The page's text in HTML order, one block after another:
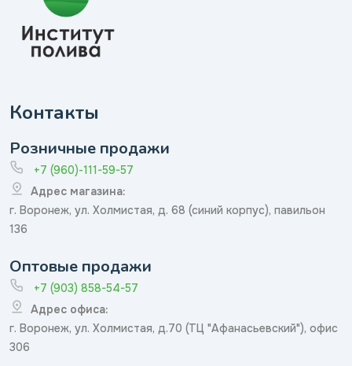
Контакты
Розничные продажи
+7 (960)-111-59-57
Адрес магазина:
г. Воронеж, ул. Холмистая, д. 68 (синий корпус), павильон
136
Оптовые продажи
+7 (903) 858-54-57
Адрес офиса:
г. Воронеж, ул. Холмистая, д.70 (ТЦ "Афанасьевский"), офис
306